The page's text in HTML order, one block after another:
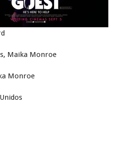
Maika Monroe
Monroe